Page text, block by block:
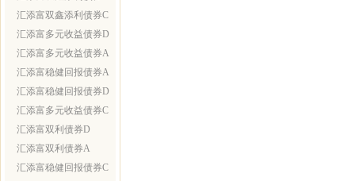
汇添富双鑫添利债券C
汇添富多元收益债券D
汇添富多元收益债券A
汇添富稳健回报债券A
汇添富稳健回报债券D
汇添富多元收益债券C
汇添富双利债券D
汇添富双利债券A
汇添富稳健回报债券C